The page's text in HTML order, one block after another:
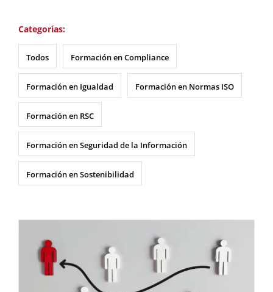
Categorías:
Todos Formación en Compliance
Formación en Igualdad Formación en Normas ISO
Formación en RSC
Formación en Seguridad de la Información
Formación en Sostenibilidad